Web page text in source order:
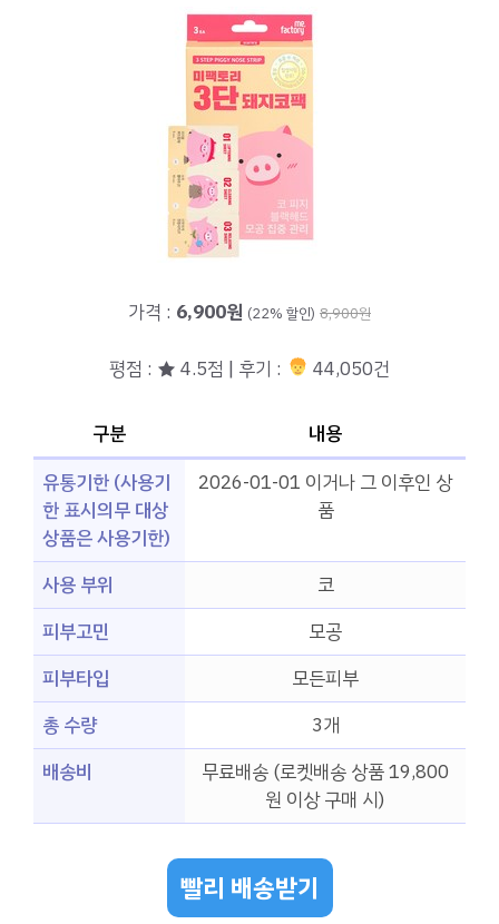
가격 : 6,900원 (22% 할인) 8,900원
평점 : ★ 4.5점 | 후기 : 44,050건
구분
내용
유통기한 (사용기
한 표시의무 대상
상품은 사용기한)
2026-01-01 이거나 그 이후인 상
품
사용 부위
코
피부고민
모공
피부타입
모든피부
총 수량
3개
배송비
무료배송 (로켓배송 상품 19,800
원 이상 구매 시)
빨리 배송받기